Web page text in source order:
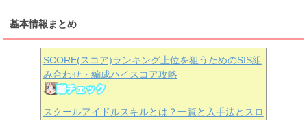
基本情報まとめ
SCORE(スコア)ランキング上位を狙うためのSIS組
み合わせ・編成ハイスコア攻略
スクールアイドルスキルとは？一覧と入手法とスロ